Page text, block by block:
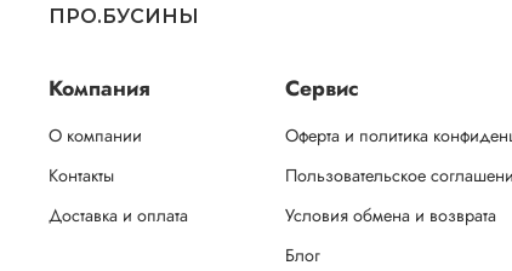
ПРО.БУСИНЫ
Компания
О компании
Контакты
Доставка и оплата
Сервис
Оферта и политика
Пользовательское
Условия обмена и возврата
Блог